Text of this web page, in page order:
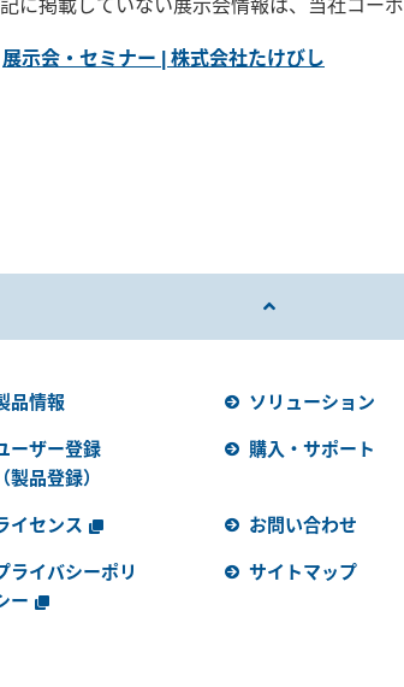
に掲載していない展示会情報は、当社コー
展示会・セミナー | 株式会社たけびし
品情報 ソリューション
ーザー登録
製品登録）
購入・サポート
イセンス お問い合わせ
ライバシーポリ
ー
サイトマップ